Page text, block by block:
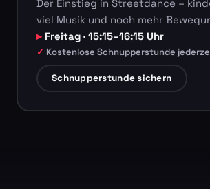
Der Einstieg in Streetdance –
viel Musik und noch mehr
Freitag · 15:15–16:15 Uhr
Kostenlose Schnupperstunde
Schnupperstunde sichern